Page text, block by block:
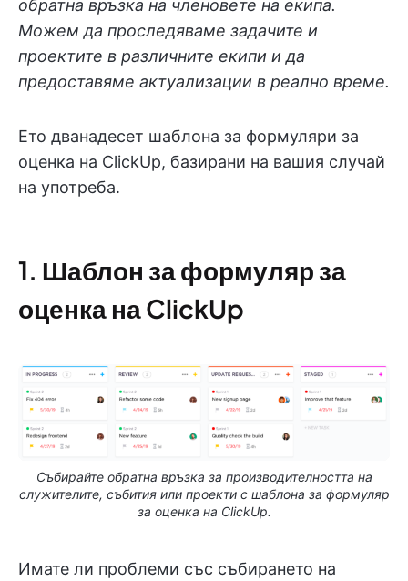
обратна връзка на членовете на екипа.
Можем да проследяваме задачите и
проектите в различните екипи и да
предоставяме актуализации в реално време.
Ето дванадесет шаблона за формуляри за
оценка на ClickUp, базирани на вашия случай
на употреба.
1. Шаблон за формуляр за
оценка на ClickUp
Събирайте обратна връзка за производителността на
служителите, събития или проекти с шаблона за формуляр
за оценка на ClickUp.
Имате ли проблеми със събирането на